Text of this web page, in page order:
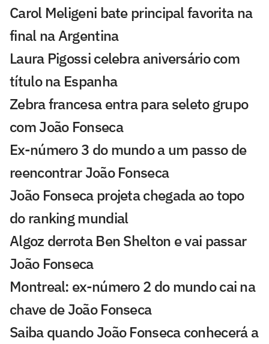
Carol Meligeni bate principal favorita na
final na Argentina
Laura Pigossi celebra aniversário com
título na Espanha
Zebra francesa entra para seleto grupo
com João Fonseca
Ex-número 3 do mundo a um passo de
reencontrar João Fonseca
João Fonseca projeta chegada ao topo
do ranking mundial
Algoz derrota Ben Shelton e vai passar
João Fonseca
Montreal: ex-número 2 do mundo cai na
chave de João Fonseca
Saiba quando João Fonseca conhecerá a